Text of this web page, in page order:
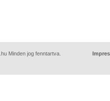
Minden jog fenntartva.